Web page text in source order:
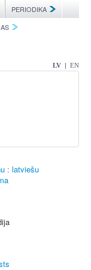
PERIODIKA
LV | EN
: latviešu